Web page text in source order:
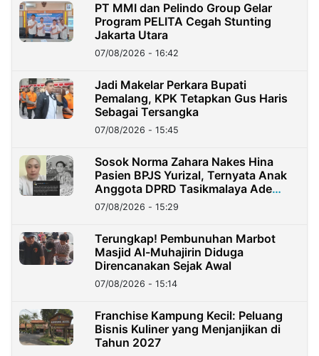
PT MMI dan Pelindo Group Gelar
Program PELITA Cegah Stunting
Jakarta Utara
07/08/2026 - 16:42
Jadi Makelar Perkara Bupati
Pemalang, KPK Tetapkan Gus Haris
Sebagai Tersangka
07/08/2026 - 15:45
Sosok Norma Zahara Nakes Hina
Pasien BPJS Yurizal, Ternyata Anak
Anggota DPRD Tasikmalaya Ade
Lukman
07/08/2026 - 15:29
Terungkap! Pembunuhan Marbot
Masjid Al-Muhajirin Diduga
Direncanakan Sejak Awal
07/08/2026 - 15:14
Franchise Kampung Kecil: Peluang
Bisnis Kuliner yang Menjanjikan di
Tahun 2027